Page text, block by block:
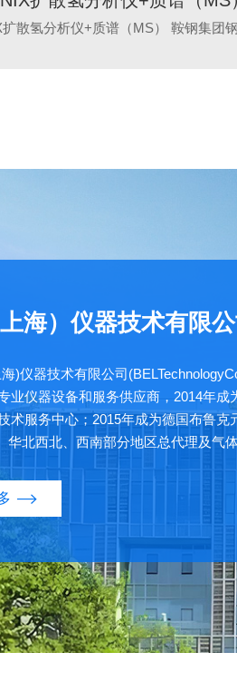
G4 PHOENIX扩散氢分析仪+质谱（MS） 鞍钢集团钢铁研究院 G4 PHOENIX扩
海）仪器技术有限
器技术有限公司
业仪器设备和服务供应商，2014年成
术服务中心；2015年成为德国布鲁克
华北西北、西南部分地区总代理及气
碧彦仪器自成立以来，凭借与许多优
优化的公司经营管理，良好的技术服
。 碧彦仪器提供的主要产品为德
元素分析仪(碳硫仪、氧氮氢分析仪
、有色金属、磁性材料等多个高科技
JIS、GB、ISO、EN、DIN等国际
户需求的高品质产品，更培养了专业
际需求出发，提供优质持续的服务，
仪器以专业的产品及技术服务为客